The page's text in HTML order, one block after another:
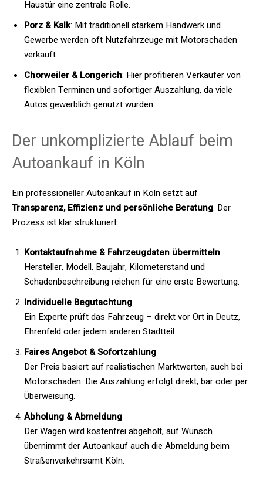
Haustür eine zentrale Rolle.
Porz & Kalk: Mit traditionell starkem Handwerk und
Gewerbe werden oft Nutzfahrzeuge mit Motorschaden
verkauft.
Chorweiler & Longerich: Hier profitieren Verkäufer von
flexiblen Terminen und sofortiger Auszahlung, da viele
Autos gewerblich genutzt wurden.
Der unkomplizierte Ablauf beim
Autoankauf in Köln
Ein professioneller Autoankauf in Köln setzt auf
Transparenz, Effizienz und persönliche Beratung. Der
Prozess ist klar strukturiert:
Kontaktaufnahme & Fahrzeugdaten übermitteln
Hersteller, Modell, Baujahr, Kilometerstand und
Schadenbeschreibung reichen für eine erste Bewertung.
Individuelle Begutachtung
Ein Experte prüft das Fahrzeug – direkt vor Ort in Deutz,
Ehrenfeld oder jedem anderen Stadtteil.
Faires Angebot & Sofortzahlung
Der Preis basiert auf realistischen Marktwerten, auch bei
Motorschäden. Die Auszahlung erfolgt direkt, bar oder per
Überweisung.
Abholung & Abmeldung
Der Wagen wird kostenfrei abgeholt, auf Wunsch
übernimmt der Autoankauf auch die Abmeldung beim
Straßenverkehrsamt Köln.